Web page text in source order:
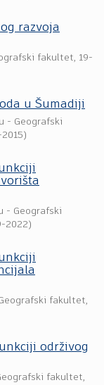
razvoja
fakultet, 19-
u Šumadiji
- Geografski
- Geografski
2022)
fakultet,
održivog
fakultet,